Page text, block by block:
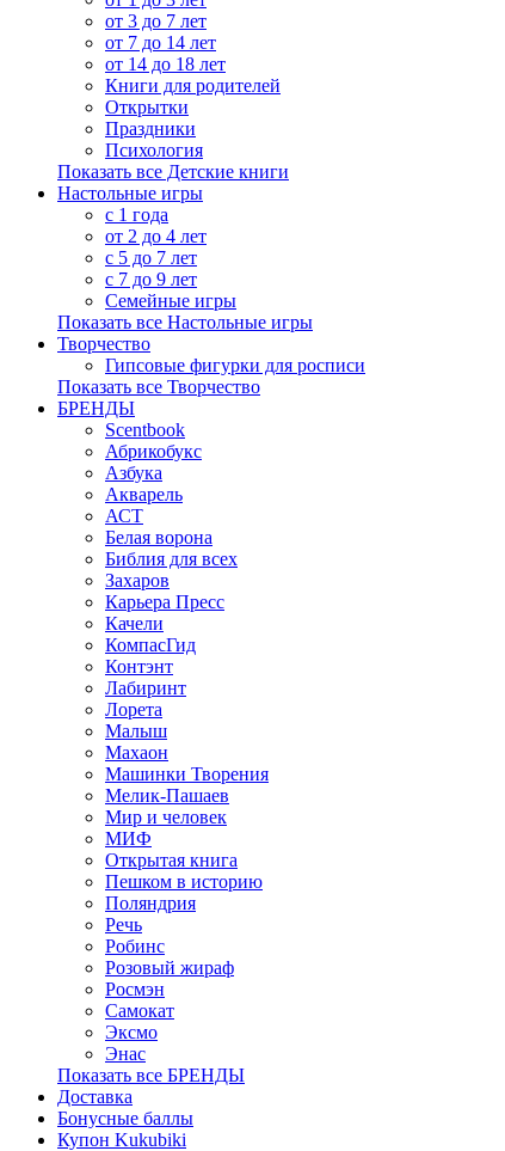
от 3 до 7 лет
от 7 до 14 лет
от 14 до 18 лет
Книги для родителей
Открытки
Праздники
Психология
Показать все Детские книги
Настольные игры
с 1 года
от 2 до 4 лет
с 5 до 7 лет
с 7 до 9 лет
Семейные игры
Показать все Настольные игры
Творчество
Гипсовые фигурки для росписи
Показать все Творчество
БРЕНДЫ
Scentbook
Абрикобукс
Азбука
Акварель
АСТ
Белая ворона
Библия для всех
Захаров
Карьера Пресс
Качели
КомпасГид
Контэнт
Лабиринт
Лорета
Малыш
Махаон
Машинки Творения
Мелик-Пашаев
Мир и человек
МИФ
Открытая книга
Пешком в историю
Поляндрия
Речь
Робинс
Розовый жираф
Росмэн
Самокат
Эксмо
Энас
Показать все БРЕНДЫ
Доставка
Бонусные баллы
Купон Kukubiki